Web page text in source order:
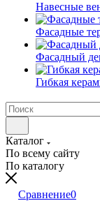
Навесные
Фасадные
Фасадный
Гибкая
Каталог
По всему сайту
По каталогу
Сравнение0